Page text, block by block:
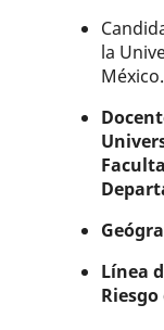
la
México.
Línea